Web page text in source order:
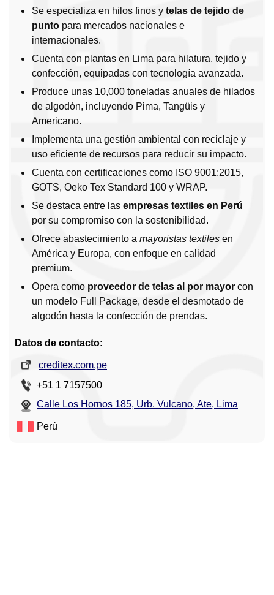
Se especializa en hilos finos y telas de tejido de
punto para mercados nacionales e
internacionales.
Cuenta con plantas en Lima para hilatura, tejido y
confección, equipadas con tecnología avanzada.
Produce unas 10,000 toneladas anuales de hilados
de algodón, incluyendo Pima, Tangüis y
Americano.
Implementa una gestión ambiental con reciclaje y
uso eficiente de recursos para reducir su impacto.
Cuenta con certificaciones como ISO 9001:2015,
GOTS, Oeko Tex Standard 100 y WRAP.
Se destaca entre las empresas textiles en Perú
por su compromiso con la sostenibilidad.
Ofrece abastecimiento a mayoristas textiles en
América y Europa, con enfoque en calidad
premium.
Opera como proveedor de telas al por mayor con
un modelo Full Package, desde el desmotado de
algodón hasta la confección de prendas.
Datos de contacto:
creditex.com.pe
+51 1 7157500
Calle Los Hornos 185, Urb. Vulcano, Ate, Lima
Perú